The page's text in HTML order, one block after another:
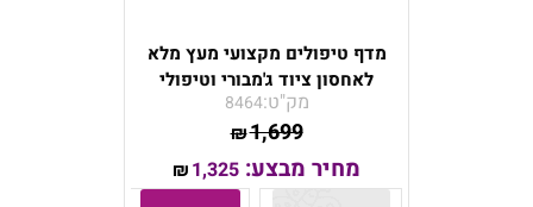
מדף טיפולים מקצועי מעץ מלא
לאחסון ציוד ג'מבורי וטיפולי
מק"ט:8464
₪1,699
מחיר מבצע: ₪1,325